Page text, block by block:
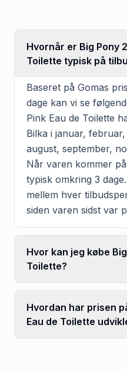
Hvornår er Big Pony
Toilette typisk på
Baseret på Gomas
dage kan vi se
Pink Eau de Toilette
Bilka i januar,
august, september,
Når varen kommer
typisk omkring 3
mellem hver
siden varen sidst var
Hvor kan jeg købe
Toilette?
Hvordan har prisen
Eau de Toilette